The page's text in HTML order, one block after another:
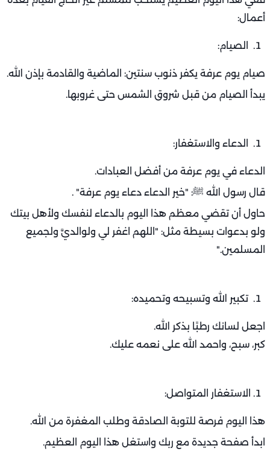
أعمال:
الصيام:
صيام يوم عرفة يكفر ذنوب سنتين: الماضية والقادمة بإذن الله.
يبدأ الصيام من قبل شروق الشمس حتى غروبها.
الدعاء والاستغفار:
الدعاء في يوم عرفة من أفضل العبادات.
قال رسول الله ﷺ: "خير الدعاء دعاء يوم عرفة" .
حاول أن تقضي معظم هذا اليوم بالدعاء لنفسك ولأهل بيتك
ولو بدعوات بسيطة مثل: "اللهم اغفر لي ولوالديَّ ولجميع
المسلمين."
تكبير الله وتسبيحه وتحميده:
اجعل لسانك رطبًا بذكر الله.
كبر، سبح، واحمد الله على نعمه عليك.
الاستغفار المتواصل:
هذا اليوم فرصة للتوبة الصادقة وطلب المغفرة من الله.
ابدأ صفحة جديدة مع ربك واستغل هذا اليوم العظيم.